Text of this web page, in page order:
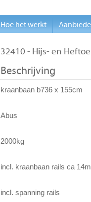
32410 - Hijs- en
Beschrijving
kraanbaan b736 x 155cm
Abus
2000kg
incl. kraanbaan rails ca
incl. spanning rails
Hoe het werkt